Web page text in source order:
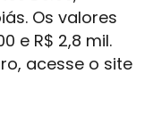
Os valores
e R$ 2,8 mil.
acesse o site